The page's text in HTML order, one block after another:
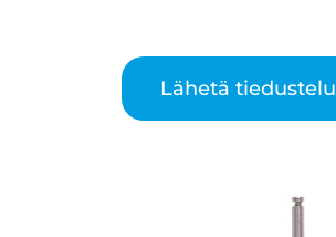
Lähetä tiedustelu